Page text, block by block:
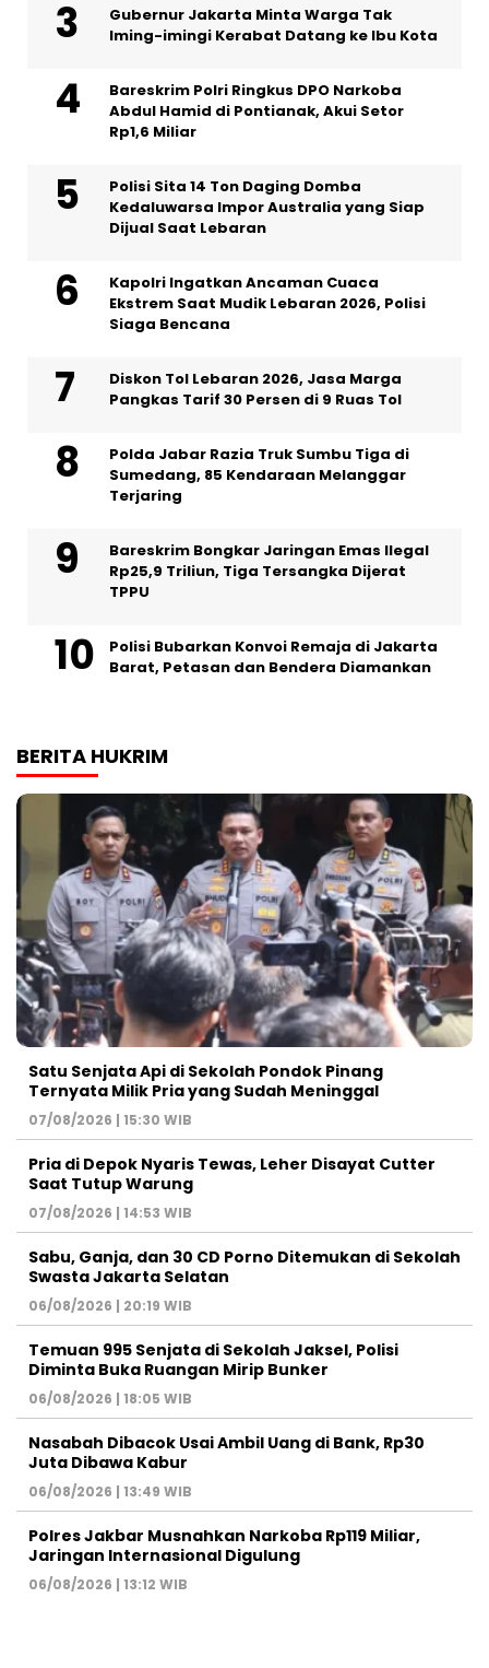
Gubernur Jakarta Minta Warga Tak
Iming-imingi Kerabat Datang ke Ibu Kota
Bareskrim Polri Ringkus DPO Narkoba
Abdul Hamid di Pontianak, Akui Setor
Rp1,6 Miliar
Polisi Sita 14 Ton Daging Domba
Kedaluwarsa Impor Australia yang Siap
Dijual Saat Lebaran
Kapolri Ingatkan Ancaman Cuaca
Ekstrem Saat Mudik Lebaran 2026, Polisi
Siaga Bencana
Diskon Tol Lebaran 2026, Jasa Marga
Pangkas Tarif 30 Persen di 9 Ruas Tol
Polda Jabar Razia Truk Sumbu Tiga di
Sumedang, 85 Kendaraan Melanggar
Terjaring
Bareskrim Bongkar Jaringan Emas Ilegal
Rp25,9 Triliun, Tiga Tersangka Dijerat
TPPU
Polisi Bubarkan Konvoi Remaja di Jakarta
Barat, Petasan dan Bendera Diamankan
BERITA HUKRIM
Satu Senjata Api di Sekolah Pondok Pinang
Ternyata Milik Pria yang Sudah Meninggal
07/08/2026 | 15:30 WIB
Pria di Depok Nyaris Tewas, Leher Disayat Cutter
Saat Tutup Warung
07/08/2026 | 14:53 WIB
Sabu, Ganja, dan 30 CD Porno Ditemukan di Sekolah
Swasta Jakarta Selatan
06/08/2026 | 20:19 WIB
Temuan 995 Senjata di Sekolah Jaksel, Polisi
Diminta Buka Ruangan Mirip Bunker
06/08/2026 | 18:05 WIB
Nasabah Dibacok Usai Ambil Uang di Bank, Rp30
Juta Dibawa Kabur
06/08/2026 | 13:49 WIB
Polres Jakbar Musnahkan Narkoba Rp119 Miliar,
Jaringan Internasional Digulung
06/08/2026 | 13:12 WIB